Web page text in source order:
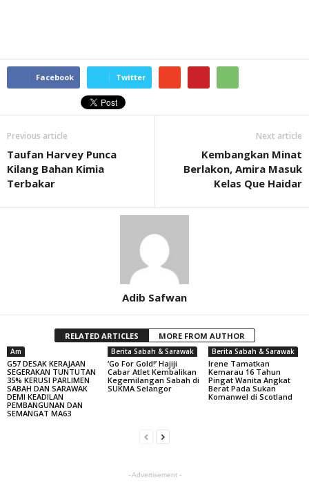
Facebook Twitter
Previous article
Taufan Harvey Punca
Kilang Bahan Kimia
Terbakar
Next article
Kembangkan Minat
Berlakon, Amira Masuk
Kelas Que Haidar
Adib Safwan
RELATED ARTICLES MORE FROM AUTHOR
Am
G57 DESAK KERAJAAN
SEGERAKAN TUNTUTAN
35% KERUSI PARLIMEN
SABAH DAN SARAWAK
DEMI KEADILAN
PEMBANGUNAN DAN
SEMANGAT MA63
Berita Sabah & Sarawak
‘Go For Gold!’ Hajiji
Cabar Atlet Kembalikan
Kegemilangan Sabah di
SUKMA Selangor
Berita Sabah & Sarawak
Irene Tamatkan
Kemarau 16 Tahun
Pingat Wanita Angkat
Berat Pada Sukan
Komanwel di Scotland
- Advertisement -